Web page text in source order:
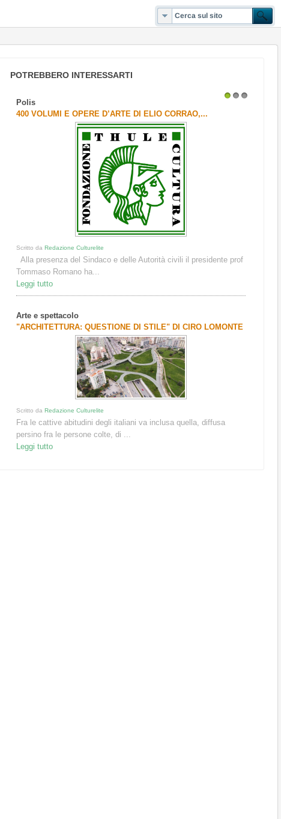
POTREBBERO INTERESSARTI
Polis
400 VOLUMI E OPERE D’ARTE DI ELIO CORRAO,...
Scritto daRedazione Culturelite
Alla presenza del Sindaco e delle Autorità civili il presidente prof
Tommaso Romano ha...
Leggi tutto
Arte e spettacolo
"ARCHITETTURA: QUESTIONE DI STILE" DI CIRO LOMONTE
Scritto daRedazione Culturelite
Fra le cattive abitudini degli italiani va inclusa quella, diffusa
persino fra le persone colte, di ...
Leggi tutto